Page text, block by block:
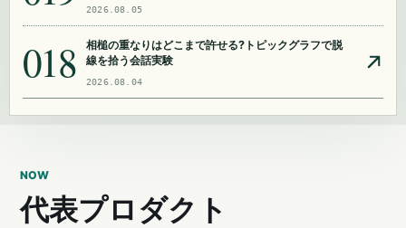
2026.08.05
018
相槌の重なりはどこまで許せる?トピックグラフで脱
線を拾う会話実験
2026.08.04
NOW
代表プロダクト